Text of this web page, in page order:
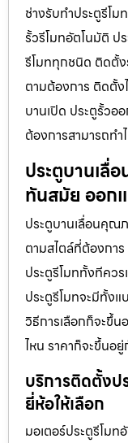
ช่างรับทำประตูรีโ
รั้วรีโมทอัตโนมัติ ป
รีโมททุกชนิด ติดตั้ง
ตามต้องการ ติดตั้ง
บานเปิด ประตูรั้วอ
ต้องการสามารถท
ประตูบานเลื่
ทันสมัย ออก
ประตูบานเลื่อนคุณ
ตามสไตล์ที่ต้องกา
ประตูรีโมททั้งทีควร
ประตูรีโมทจะมีทั้ง
วิธีการเลือกก็จะขึ้
ไหน ราคาก็จะขึ้นอ
บริการติดตั้งป
ยี่ห้อให้เลือก
มอเตอร์ประตูรีโม